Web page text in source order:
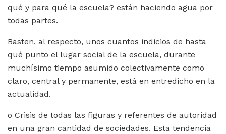
qué y para qué la escuela? están haciendo agua por
todas partes.
Basten, al respecto, unos cuantos indicios de hasta
qué punto el lugar social de la escuela, durante
muchísimo tiempo asumido colectivamente como
claro, central y permanente, está en entredicho en la
actualidad.
o Crisis de todas las figuras y referentes de autoridad
en una gran cantidad de sociedades. Esta tendencia